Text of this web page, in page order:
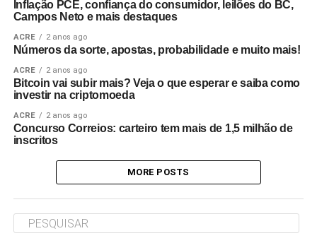
Inflação PCE, confiança do consumidor, leilões do BC,
Campos Neto e mais destaques
ACRE 2 anos ago
Números da sorte, apostas, probabilidade e muito mais!
ACRE 2 anos ago
Bitcoin vai subir mais? Veja o que esperar e saiba como
investir na criptomoeda
ACRE 2 anos ago
Concurso Correios: carteiro tem mais de 1,5 milhão de
inscritos
MORE POSTS